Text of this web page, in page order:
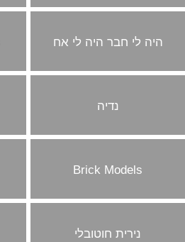
היה לי חבר היה לי אח
נדיה
Brick Models
נירית חוטובלי